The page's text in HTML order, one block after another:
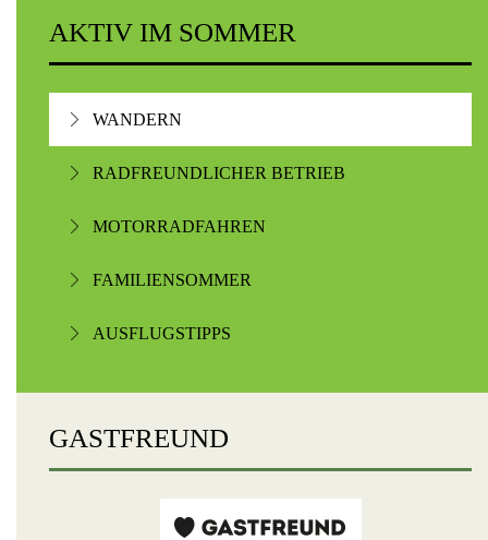
AKTIV IM SOMMER
WANDERN
RADFREUNDLICHER BETRIEB
MOTORRADFAHREN
FAMILIENSOMMER
AUSFLUGSTIPPS
GASTFREUND